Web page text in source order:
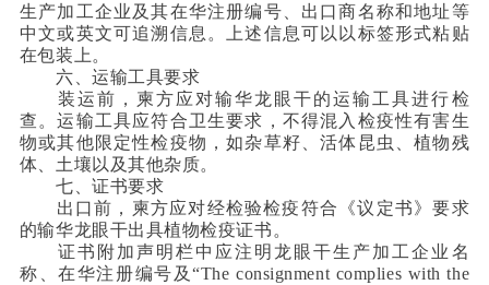
生产加工企业及其在华注册编号、出口商名称和地址等
中文或英文可追溯信息。上述信息可以以标签形式粘贴
在包装上。
六、运输工具要求
装运前，柬方应对输华龙眼干的运输工具进行检
查。运输工具应符合卫生要求，不得混入检疫性有害生
物或其他限定性检疫物，如杂草籽、活体昆虫、植物残
体、土壤以及其他杂质。
七、证书要求
出口前，柬方应对经检验检疫符合《议定书》要求
的输华龙眼干出具植物检疫证书。
证书附加声明栏中应注明龙眼干生产加工企业名
称、在华注册编号及“The consignment complies with the